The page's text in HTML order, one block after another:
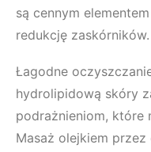
są cennym
redukcję zaskórników.
Łagodne
hydrolipidową skóry
podrażnieniom, które
Masaż olejkiem przez